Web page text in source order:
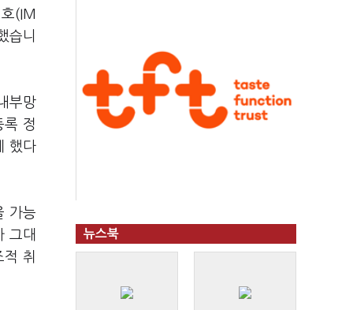
(IM
습니
부망
록 정
했다
가능
그대
취
뉴스북